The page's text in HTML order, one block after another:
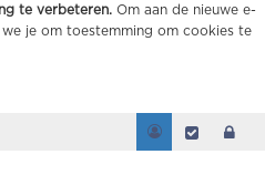
te verbeteren. Om aan de nieuwe e-
je om toestemming om cookies te